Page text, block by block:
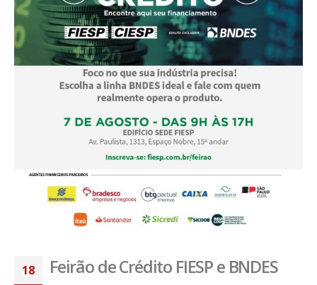
18 Feirão de Crédito FIESP e BNDES